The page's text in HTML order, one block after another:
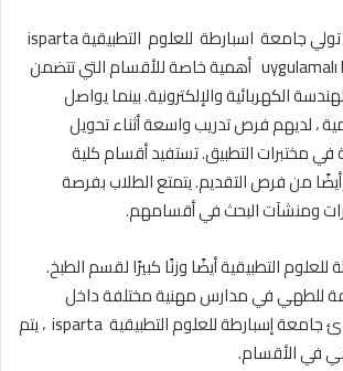
لتحقيق هذا الهدف ، تولي جامعة اسبارطة للعلوم التطبيقية isparta
uygulamalı bilimler üniversitesi أهمية خاصة للأقسام التي تتضمن
الكهربائية والإلكترونية. بينما يواصل
، لديهم فرص تدريب واسعة أثناء تحويل
مختبرات التطبيق. تستفيد أقسام كلية
أيضًا من فرص التقديم. يتمتع الطلاب بفرصة
ومنشآت البحث في أقسامهم.
التطبيقية أيضًا وزنًا كبيرًا لقسم الطبخ.
للطهي في مدارس مهنية مختلفة داخل
الجامعة. وفقًا لمبادئ جامعة إسبارطة للعلوم التطبيقية isparta ، يتم
في الأقسام.